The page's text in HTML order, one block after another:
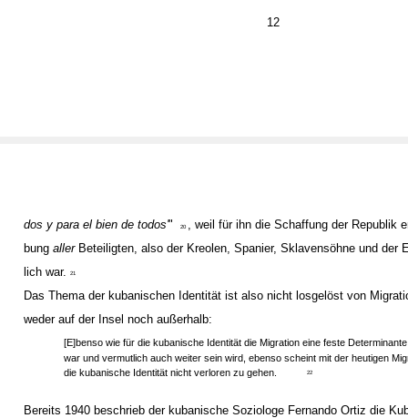
12
dos y para el bien de todos'" 20 , weil für ihn die Schaffung der Republik
bungallerBeteiligten, also der Kreolen, Spanier, Sklavensöhne und der
lich war.
21
Das Thema der kubanischen Identität ist also nicht losgelöst von
weder auf der Insel noch außerhalb:
[E]benso wie für die kubanische Identität die Migration eine feste Determinante
war und vermutlich auch weiter sein wird, ebenso scheint mit der heutigen
die kubanische Identität nicht verloren zu gehen.
22
Bereits 1940 beschrieb der kubanische Soziologe Fernando Ortiz die